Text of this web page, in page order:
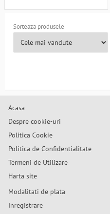
Sorteaza produsele
Acasa
Despre cookie-uri
Politica Cookie
Politica de Confidentialitate
Termeni de Utilizare
Harta site
Modalitati de plata
Inregistrare